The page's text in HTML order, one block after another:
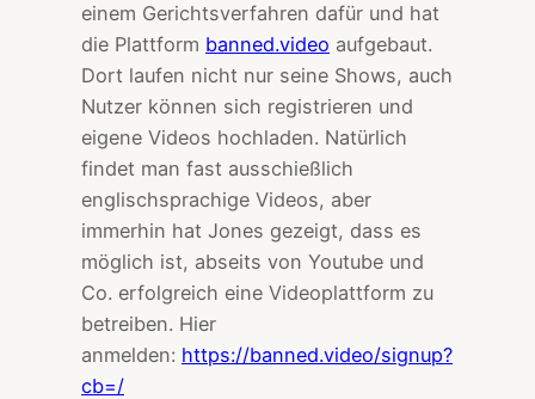
einem Gerichtsverfahren dafür und hat
die Plattform banned.video aufgebaut.
Dort laufen nicht nur seine Shows, auch
Nutzer können sich registrieren und
eigene Videos hochladen. Natürlich
findet man fast ausschießlich
englischsprachige Videos, aber
immerhin hat Jones gezeigt, dass es
möglich ist, abseits von Youtube und
Co. erfolgreich eine Videoplattform zu
betreiben. Hier
anmelden: https://banned.video/signup?
cb=/